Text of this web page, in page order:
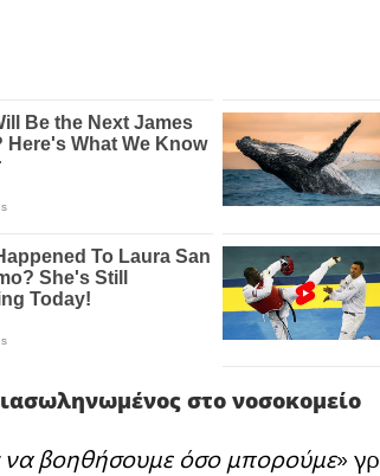
στο νοσοκομείο
βοηθήσουμε όσο μπορούμε»